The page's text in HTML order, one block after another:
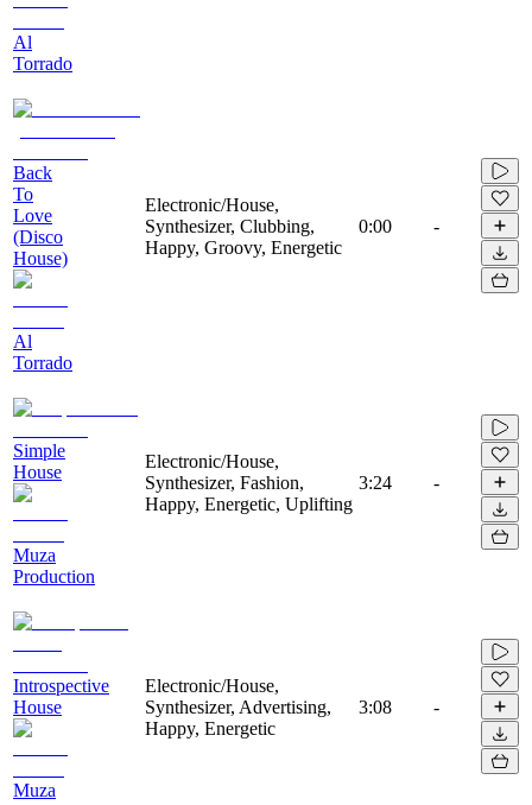
Al
Torrado
Back
To
Love
(Disco
House)
Al
Torrado
Electronic/House,
Synthesizer, Clubbing,
Happy, Groovy, Energetic
0:00 -
Simple
House
Muza
Production
Electronic/House,
Synthesizer, Fashion,
Happy, Energetic, Uplifting
3:24 -
Introspective
House
Muza
Electronic/House,
Synthesizer, Advertising,
Happy, Energetic
3:08 -